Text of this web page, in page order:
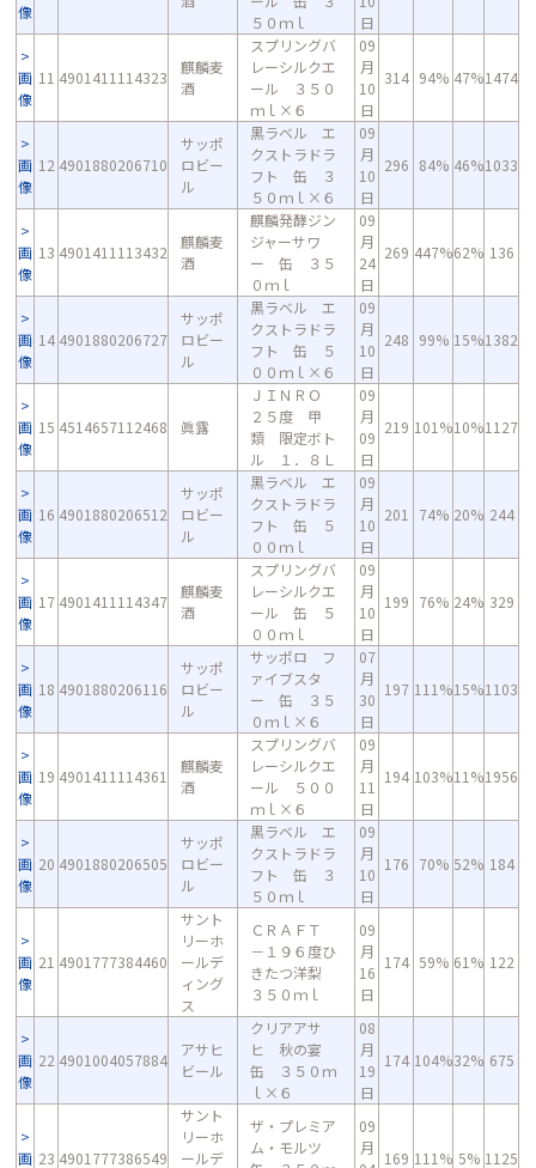
像
５０ｍｌ
日
画
像
11 4901411114323
麒麟麦
酒
スプリングバ
レーシルクエ
ール ３５０
ｍｌ×６
09
月
10
日
314 94% 47%1474
画
像
12 4901880206710
サッポ
ロビー
ル
黒ラベル エ
クストラドラ
フト 缶 ３
５０ｍｌ×６
09
月
10
日
296 84% 46%1033
画
像
13 4901411113432
麒麟麦
酒
麒麟発酵ジン
ジャーサワ
ー 缶 ３５
０ｍｌ
09
月
24
日
269 447%62% 136
画
像
14 4901880206727
サッポ
ロビー
ル
黒ラベル エ
クストラドラ
フト 缶 ５
００ｍｌ×６
09
月
10
日
248 99% 15%1382
画
像
15 4514657112468 眞露
ＪＩＮＲＯ
２５度 甲
類 限定ボト
ル １．８Ｌ
09
月
09
日
219 101%10%1127
画
像
16 4901880206512
サッポ
ロビー
ル
黒ラベル エ
クストラドラ
フト 缶 ５
００ｍｌ
09
月
10
日
201 74% 20% 244
画
像
17 4901411114347
麒麟麦
酒
スプリングバ
レーシルクエ
ール 缶 ５
００ｍｌ
09
月
10
日
199 76% 24% 329
画
像
18 4901880206116
サッポ
ロビー
ル
サッポロ フ
ァイブスタ
ー 缶 ３５
０ｍｌ×６
07
月
30
日
197 111%15%1103
画
像
19 4901411114361
麒麟麦
酒
スプリングバ
レーシルクエ
ール ５００
ｍｌ×６
09
月
11
日
194 103%11%1956
画
像
20 4901880206505
サッポ
ロビー
ル
黒ラベル エ
クストラドラ
フト 缶 ３
５０ｍｌ
09
月
10
日
176 70% 52% 184
画
像
21 4901777384460
サント
リーホ
ールデ
ィング
ス
ＣＲＡＦＴ
－１９６度ひ
きたつ洋梨
３５０ｍｌ
09
月
16
日
174 59% 61% 122
画
像
22 4901004057884
アサヒ
ビール
クリアアサ
ヒ 秋の宴
缶 ３５０ｍ
ｌ×６
08
月
19
日
174 104%32% 675
画 23 4901777386549
サント
リーホ
ールデ
ザ・プレミア
ム・モルツ
09
月
169 111% 5% 1125